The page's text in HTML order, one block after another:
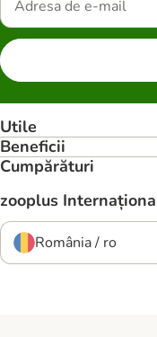
Utile
Beneficii
Cumpărături
zooplus
România / ro